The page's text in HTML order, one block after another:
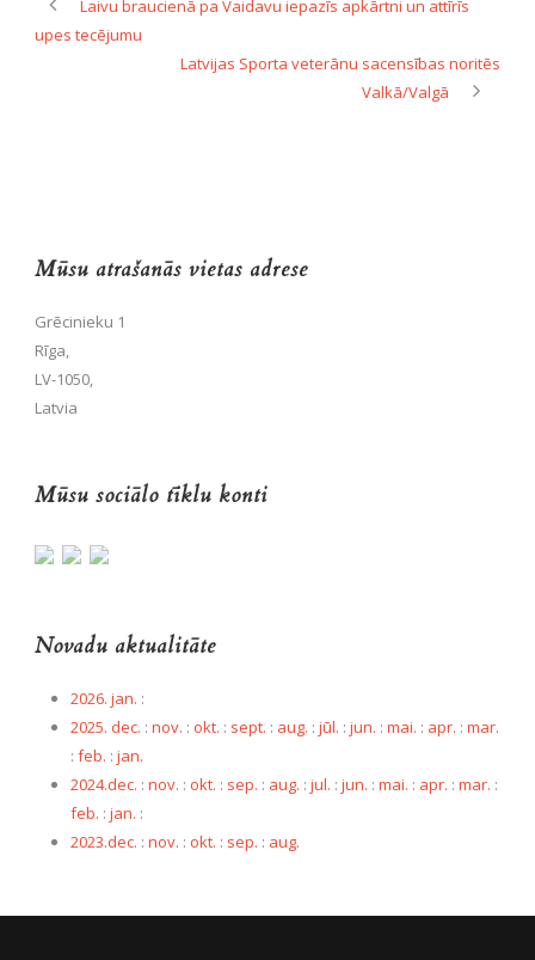
Laivu braucienā pa Vaidavu iepazīs apkārtni un attīrīs
upes tecējumu
Latvijas Sporta veterānu sacensības noritēs
Valkā/Valgā
Mūsu atrašanās vietas adrese
Grēcinieku 1
Rīga,
LV-1050,
Latvia
Mūsu sociālo tīklu konti
Novadu aktualitāte
2026. jan. :
2025. dec. : nov. : okt. : sept. : aug. : jūl. : jun. : mai. : apr. : mar.
: feb. : jan.
2024.dec. : nov. : okt. : sep. : aug. : jul. : jun. : mai. : apr. : mar. :
feb. : jan. :
2023.dec. : nov. : okt. : sep. : aug.